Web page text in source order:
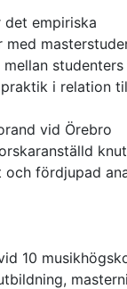
empiriska
med
studenters
i relation
vid Örebro
fördjupad
10